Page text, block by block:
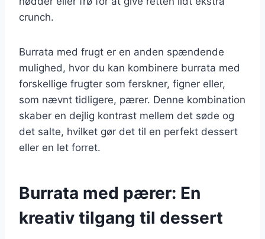
crunch.
Burrata med frugt er en anden spændende
mulighed, hvor du kan kombinere burrata med
forskellige frugter som ferskner, figner eller,
som nævnt tidligere, pærer. Denne kombination
skaber en dejlig kontrast mellem det søde og
det salte, hvilket gør det til en perfekt dessert
eller en let forret.
Burrata med pærer: En
kreativ tilgang til dessert